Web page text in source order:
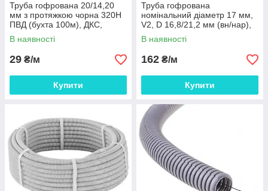
Труба гофрована 20/14,20
мм з протяжкою чорна 320Н
ПВД (бухта 100м), ДКС,
71720
В наявності
29 ₴/м
Купити
Труба гофрована
номінальний діаметр 17 мм,
V2, D 16,8/21,2 мм (вн/нар),
поліамід 6, колір чорний, з
протяжкою
В наявності
162 ₴/м
Купити